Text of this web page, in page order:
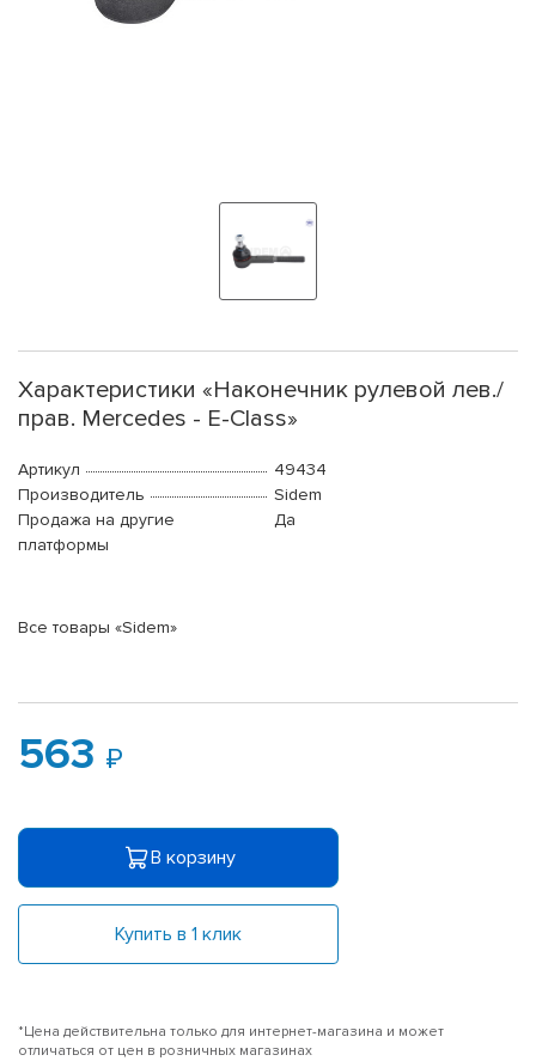
Характеристики «Наконечник рулевой лев./
прав. Mercedes - E-Class»
Артикул
49434
Производитель
Sidem
Продажа на другие
платформы
Да
Все товары «Sidem»
563
В корзину
Купить в 1 клик
*Цена действительна только для интернет-магазина и может
отличаться от цен в розничных магазинах